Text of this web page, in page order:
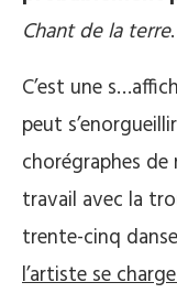
Chant de la terre.
C’est une
peut
chorégraphes
travail avec la
trente-cinq
l’artiste se